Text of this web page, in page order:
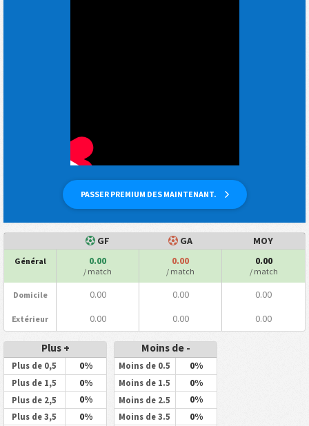
PASSER PREMIUM DES MAINTENANT.
GF GA MOY
Général 0.00
/ match
0.00
/ match
0.00
/ match
Domicile 0.00 0.00 0.00
Extérieur 0.00 0.00 0.00
Plus +
Plus de 0,5 0%
Plus de 1,5 0%
Plus de 2,5 0%
Plus de 3,5 0%
Moins de -
Moins de 0.5 0%
Moins de 1.5 0%
Moins de 2.5 0%
Moins de 3.5 0%